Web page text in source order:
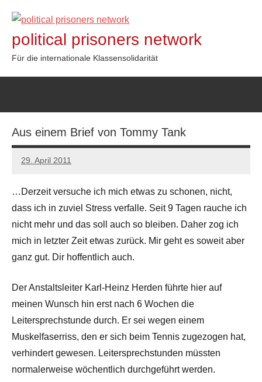
Inhalt
springen
political prisoners network
Für die internationale Klassensolidarität
Aus einem Brief von Tommy Tank
29. April 2011
admin
…Derzeit versuche ich mich etwas zu schonen, nicht,
dass ich in zuviel Stress verfalle. Seit 9 Tagen rauche ich
nicht mehr und das soll auch so bleiben. Daher zog ich
mich in letzter Zeit etwas zurück. Mir geht es soweit aber
ganz gut. Dir hoffentlich auch.
Der Anstaltsleiter Karl-Heinz Herden führte hier auf
meinen Wunsch hin erst nach 6 Wochen die
Leitersprechstunde durch. Er sei wegen einem
Muskelfaserriss, den er sich beim Tennis zugezogen hat,
verhindert gewesen. Leitersprechstunden müssten
normalerweise wöchentlich durchgeführt werden.